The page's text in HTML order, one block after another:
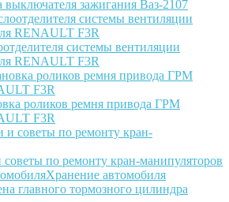
выключателя зажигания Ваз-2107
системы вентиляции
RENAULT F3R
роликов ремня привода ГРМ
F3R
по ремонту кран-манипуляторов
Хранение автомобиля